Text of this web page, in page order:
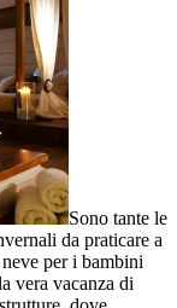
Sono tante le
da praticare a
per i bambini
vera vacanza di